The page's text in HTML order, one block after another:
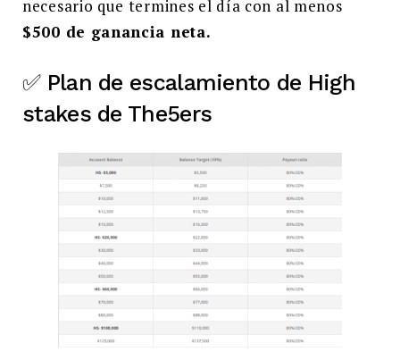
necesario que termines el día con al menos
$500 de ganancia neta.
✅ Plan de escalamiento de High
stakes de The5ers